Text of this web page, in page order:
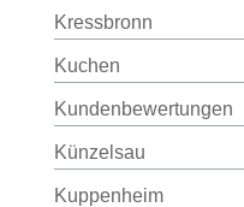
Kressbronn
Kuchen
Kundenbewertungen
Künzelsau
Kuppenheim